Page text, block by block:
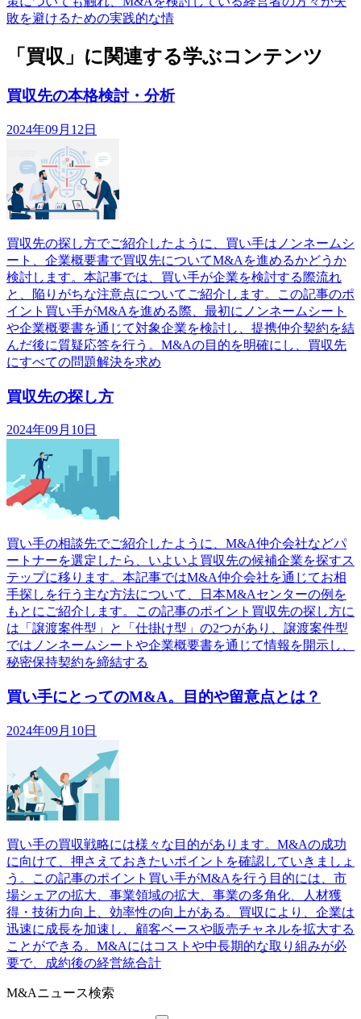
敗を避けるための実践的な情
「買収」に関連する学ぶコンテンツ
買収先の本格検討・分析
2024年09月12日
買収先の探し方でご紹介したように、買い手はノンネームシ
ート、企業概要書で買収先についてM&Aを進めるかどうか
検討します。本記事では、買い手が企業を検討する際流れ
と、陥りがちな注意点についてご紹介します。この記事のポ
イント買い手がM&Aを進める際、最初にノンネームシート
や企業概要書を通じて対象企業を検討し、提携仲介契約を結
んだ後に質疑応答を行う。M&Aの目的を明確にし、買収先
にすべての問題解決を求め
買収先の探し方
2024年09月10日
買い手の相談先でご紹介したように、M&A仲介会社などパ
ートナーを選定したら、いよいよ買収先の候補企業を探すス
テップに移ります。本記事ではM&A仲介会社を通じてお相
手探しを行う主な方法について、日本M&Aセンターの例を
もとにご紹介します。この記事のポイント買収先の探し方に
は「譲渡案件型」と「仕掛け型」の2つがあり、譲渡案件型
ではノンネームシートや企業概要書を通じて情報を開示し、
秘密保持契約を締結する
買い手にとってのM&A。目的や留意点とは？
2024年09月10日
買い手の買収戦略には様々な目的があります。M&Aの成功
に向けて、押さえておきたいポイントを確認していきましょ
う。この記事のポイント買い手がM&Aを行う目的には、市
場シェアの拡大、事業領域の拡大、事業の多角化、人材獲
得・技術力向上、効率性の向上がある。買収により、企業は
迅速に成長を加速し、顧客ベースや販売チャネルを拡大する
ことができる。M&Aにはコストや中長期的な取り組みが必
要で、成約後の経営統合計
M&Aニュース検索